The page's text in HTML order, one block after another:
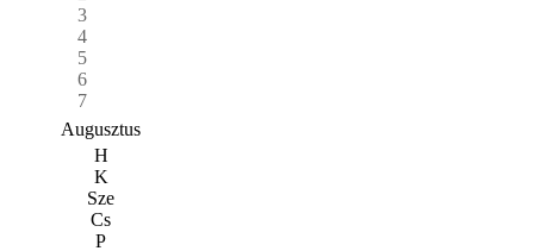
3
4
5
6
7
Augusztus
H
K
Sze
Cs
P